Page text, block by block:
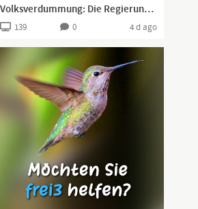
Volksverdummung: Die Regierung will uns veräppeln!
139 0 4 d ago